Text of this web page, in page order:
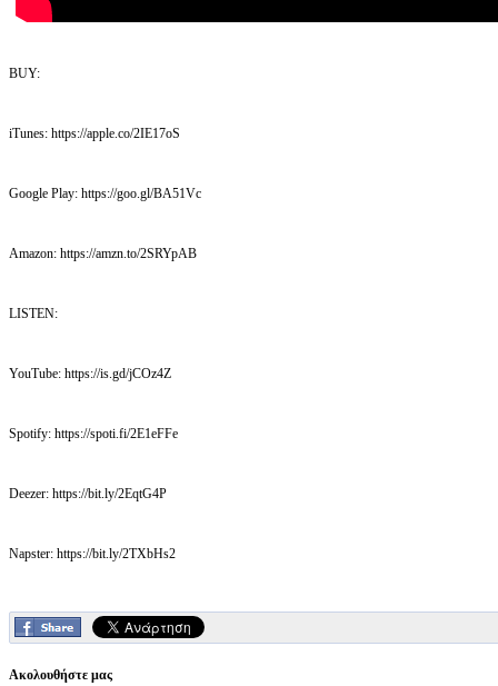
BUY:
iTunes: https://apple.co/2IE17oS
Google Play: https://goo.gl/BA51Vc
Amazon: https://amzn.to/2SRYpAB
LISTEN:
YouTube: https://is.gd/jCOz4Z
Spotify: https://spoti.fi/2E1eFFe
Deezer: https://bit.ly/2EqtG4P
Napster: https://bit.ly/2TXbHs2
Ακολουθήστε μας